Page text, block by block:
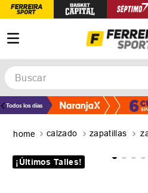
Buscar
calzado zapatillas
¡Últimos Talles!
TÉRMINOS MÁS BUSCADOS
3.
basquet